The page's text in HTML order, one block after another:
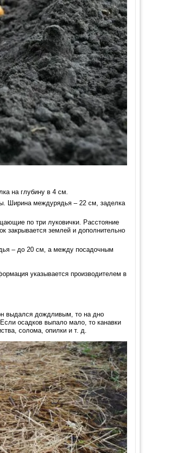
на глубину в 4 см.
Ширина междурядья – 22 см, заделка
по три луковички. Расстояние
закрывается землей и дополнительно
– до 20 см, а между посадочным
указывается производителем в
выдался дождливым, то на дно
осадков выпало мало, то канавки
солома, опилки и т. д.